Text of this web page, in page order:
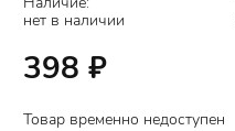
нет в наличии
398 ₽
Товар временно недоступен